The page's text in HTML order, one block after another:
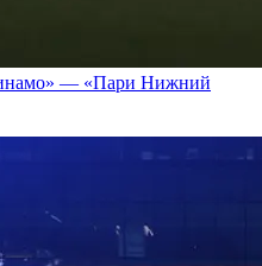
— «Пари Нижний